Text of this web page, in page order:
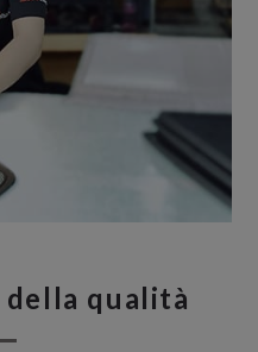
qualità